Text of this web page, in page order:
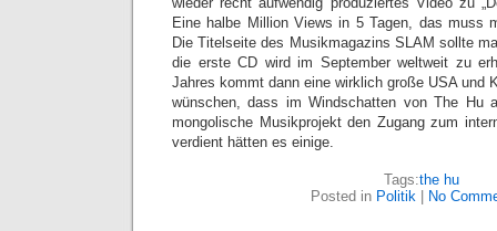
Eine halbe Million Views in 5 Tagen, das muss
Die Titelseite des Musikmagazins SLAM sollte
die erste CD wird im September weltweit zu
Jahres kommt dann eine wirklich große USA und
wünschen, dass im Windschatten von The Hu
mongolische Musikprojekt den Zugang zum
verdient hätten es einige.
Tags:the hu
Posted in Politik | No